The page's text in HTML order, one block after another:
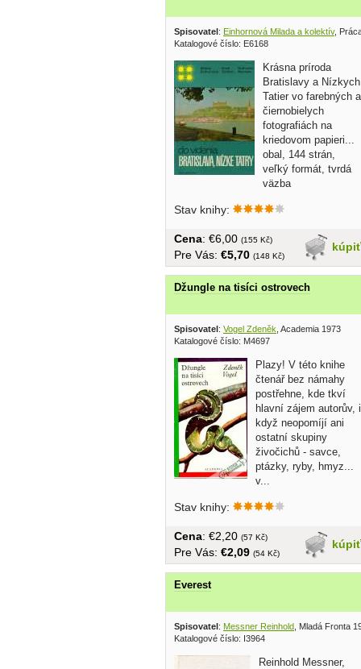
Spisovatel : Einhornová Milada a kolektív,
Katalogové číslo: E6168
Krásna príroda
Bratislavy a Nízkych
Tatier vo farebných a
čiernobielych
fotografiách na
kriedovom papieri...
obal, 144 strán,
veľký formát, tvrdá
väzba
Stav knihy:
kúpiť
Cena: €6,00 (155 Kč)
Pre Vás: €5,70 (148 Kč)
Džungle na tisíci ostrovech
Spisovatel: Vogel Zdeněk , Academia 1973
Katalogové číslo: M4697
Plazy! V této knihe
čtenář bez námahy
postřehne, kde tkví
hlavní zájem autorův, i
když neopomíjí ani
ostatní skupiny
živočichů - savce,
ptázky, ryby, hmyz...
v...
Stav knihy:
kúpiť
Cena: €2,20 (57 Kč)
Pre Vás: €2,09 (54 Kč)
Everest
Spisovatel: Messner Reinhold , Mladá Fronta
Katalogové číslo: I3964
Reinhold Messner,